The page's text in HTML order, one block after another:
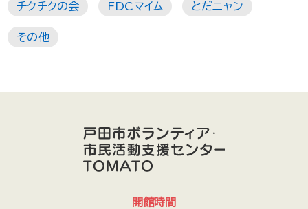
チクチクの会 FDCマイム とだニャン
その他
開館時間